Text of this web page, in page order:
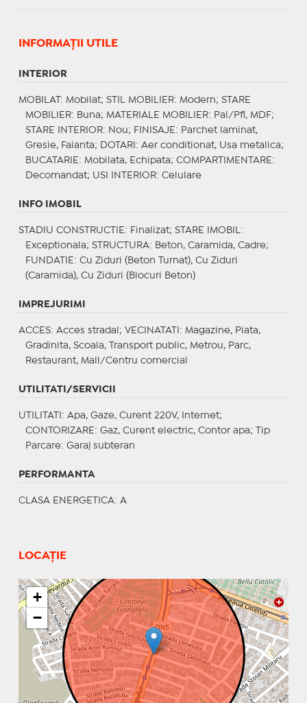
INFORMAŢII UTILE
INTERIOR
MOBILAT : Mobilat; STIL MOBILIER: Modern; STARE
MOBILIER: Buna; MATERIALE MOBILIER: Pal/Pfl, MDF;
STARE INTERIOR: Nou; FINISAJE : Parchet laminat,
Gresie, Faianta;
DOTARI : Aer conditionat, Usa metalica;
BUCATARIE : Mobilata, Echipata; COMPARTIMENTARE :
Decomandat; USI INTERIOR: Celulare
INFO IMOBIL
STADIU CONSTRUCTIE : Finalizat; STARE IMOBIL :
Exceptionala; STRUCTURA: Beton, Caramida, Cadre;
FUNDATIE : Cu Ziduri (Beton Turnat), Cu Ziduri
(Caramida), Cu Ziduri (Blocuri Beton)
IMPREJURIMI
ACCES: Acces stradal; VECINATATI : Magazine, Piata,
Gradinita, Scoala, Transport public, Metrou, Parc,
Restaurant, Mall/Centru comercial
UTILITATI/SERVICII
UTILITATI : Apa, Gaze, Curent 220V, Internet;
CONTORIZARE : Gaz, Curent electric, Contor apa;
Tip
Parcare: Garaj subteran
PERFORMANTA
CLASA ENERGETICA: A
LOCAȚIE
+
−